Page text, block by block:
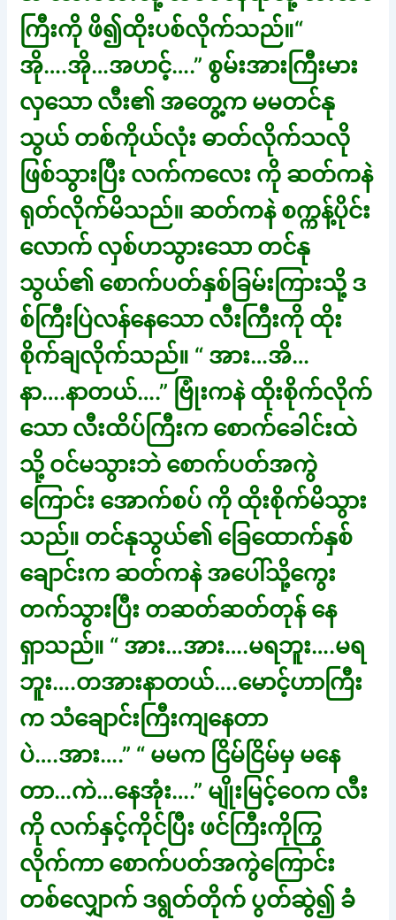
ကြီးကို ဖိ၍ထိုးပစ်လိုက်သည်။“
အို….အို…အဟင့်….” စွမ်းအားကြီးမား
လှသော လီး၏ အတွေ့က မမတင်နု
သွယ် တစ်ကိုယ်လုံး ဓာတ်လိုက်သလို
ဖြစ်သွားပြီး လက်ကလေး ကို ဆတ်ကနဲ
ရုတ်လိုက်မိသည်။ ဆတ်ကနဲ စက္ကန့်ပိုင်း
လောက် လှစ်ဟသွားသော တင်နု
သွယ်၏ စောက်ပတ်နှစ်ခြမ်းကြားသို့ ဒ
စ်ကြီးပြဲလန်နေသော လီးကြီးကို ထိုး
စိုက်ချလိုက်သည်။ “ အား…အိ…
နာ….နာတယ်….” ဗြုံးကနဲ ထိုးစိုက်လိုက်
သော လီးထိပ်ကြီးက စောက်ခေါင်းထဲ
သို့ ဝင်မသွားဘဲ စောက်ပတ်အကွဲ
ကြောင်း အောက်စပ် ကို ထိုးစိုက်မိသွား
သည်။ တင်နုသွယ်၏ ခြေထောက်နှစ်
ချောင်းက ဆတ်ကနဲ အပေါ်သို့ကွေး
တက်သွားပြီး တဆတ်ဆတ်တုန် နေ
ရှာသည်။ “ အား…အား….မရဘူး….မရ
ဘူး….တအားနာတယ်….မောင့်ဟာကြီး
က သံချောင်းကြီးကျနေတာ
ပဲ….အား….” “ မမက ငြိမ်ငြိမ်မှ မနေ
တာ…ကဲ…နေအုံး….” မျိုးမြင့်ဝေက လီး
ကို လက်နှင့်ကိုင်ပြီး ဖင်ကြီးကိုကြွ
လိုက်ကာ စောက်ပတ်အကွဲကြောင်း
တစ်လျှောက် ဒရွတ်တိုက် ပွတ်ဆွဲ၍ ခံ